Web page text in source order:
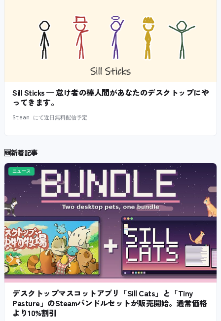
Sill Sticks — 怠け者の棒人間があなたのデスクトップにや
ってきます。
Steam にて近日無料配信予定
🆕新着記事
ニュース
デスクトップマスコットアプリ「Sill Cats」と「Tiny
Pasture」のSteamバンドルセットが販売開始。通常価格
より10%割引